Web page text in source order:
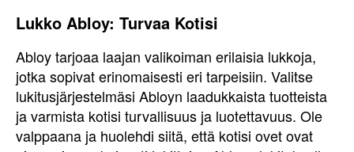
Lukko Abloy: Turvaa Kotisi
Abloy tarjoaa laajan valikoiman erilaisia lukkoja,
jotka sopivat erinomaisesti eri tarpeisiin. Valitse
lukitusjärjestelmäsi Abloyn laadukkaista tuotteista
ja varmista kotisi turvallisuus ja luotettavuus. Ole
valppaana ja huolehdi siitä, että kotisi ovet ovat